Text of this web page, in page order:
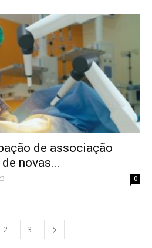
de associação
novas...
0
2 3